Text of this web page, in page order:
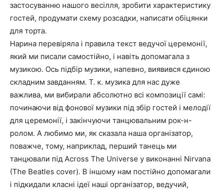
застосуванню нашого весілля, зробити характеристику
гостей, продумати схему розсадки, написати обіцянки
для торта.
Нарина перевіряла і правила текст ведучої церемонії,
який ми писали самостійно, і навіть допомагала з
музикою. Ось підбір музики, напевно, виявився єдиною
складним завданням. Т. к. музика для нас дуже
важлива, ми вибирали абсолютно всі композиції самі:
починаючи від фонової музики під збір гостей і мелодії
для церемонії, і закінчуючи танцювальним рок-н-
ролом. А любимо ми, як сказала наша організатор,
поважче, тому, наприклад, перший танець ми
танцювали під Across The Universe у виконанні Nirvana
(The Beatles cover). В іншому нам постійно допомагали
і підкидали класні ідеї наші організатор, ведучий,